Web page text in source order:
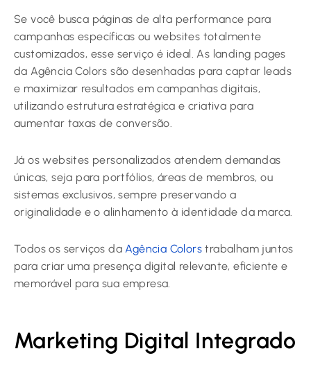
Se você busca páginas de alta performance para
campanhas específicas ou websites totalmente
customizados, esse serviço é ideal. As landing pages
da Agência Colors são desenhadas para captar leads
e maximizar resultados em campanhas digitais,
utilizando estrutura estratégica e criativa para
aumentar taxas de conversão.
Já os websites personalizados atendem demandas
únicas, seja para portfólios, áreas de membros, ou
sistemas exclusivos, sempre preservando a
originalidade e o alinhamento à identidade da marca.
Todos os serviços da Agência Colors trabalham juntos
para criar uma presença digital relevante, eficiente e
memorável para sua empresa.
Marketing Digital Integrado